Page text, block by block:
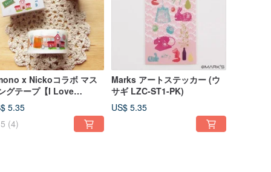
x Nickoコラボ マス
グテープ【I Love
(QMT-N05)】学校
5.35
5 (4)
Marks アートステッカー (ウ
サギ LZC-ST1-PK)
US$ 5.35